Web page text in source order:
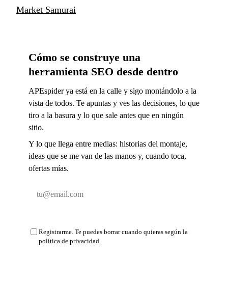
Market Samurai
Cómo se construye una
herramienta SEO desde dentro
APEspider ya está en la calle y sigo montándolo a la
vista de todos. Te apuntas y ves las decisiones, lo que
tiro a la basura y lo que sale antes que en ningún
sitio.
Y lo que llega entre medias: historias del montaje,
ideas que se me van de las manos y, cuando toca,
ofertas mías.
Email
Registrarme. Te puedes borrar cuando quieras según la
política de privacidad